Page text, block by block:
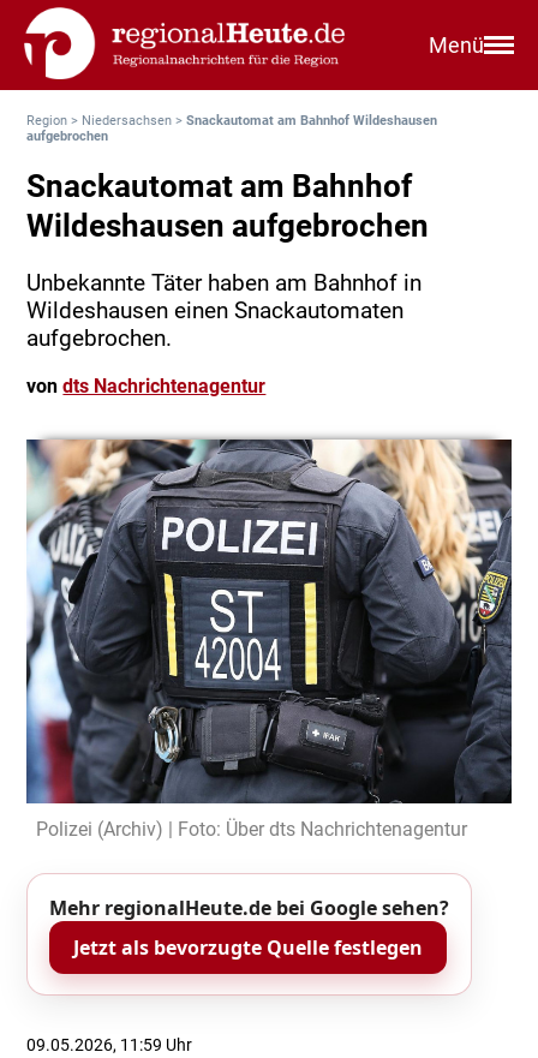
Menü
Region > Niedersachsen >Snackautomat am Bahnhof Wildeshausen
aufgebrochen
Snackautomat am Bahnhof
Wildeshausen aufgebrochen
Unbekannte Täter haben am Bahnhof in
Wildeshausen einen Snackautomaten
aufgebrochen.
vondts Nachrichtenagentur
Polizei (Archiv) | Foto: Über dts Nachrichtenagentur
Mehr regionalHeute.de bei Google sehen?
Jetzt als bevorzugte Quelle festlegen
09.05.2026, 11:59 Uhr